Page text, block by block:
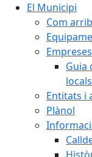
El Municipi
Com
Guia
locals
Entitats i
Plànol